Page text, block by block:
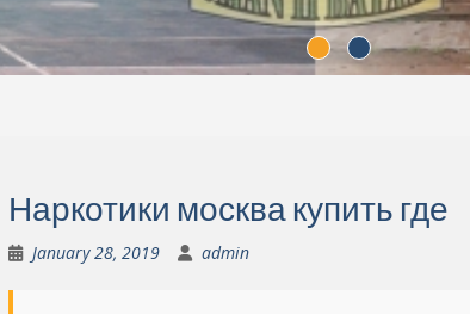
Наркотики москва купить где
January 28, 2019 admin